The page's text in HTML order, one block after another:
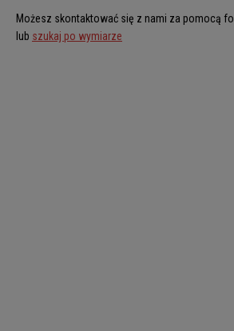
Możesz skontaktować się z nami za pomocą
lub szukaj po wymiarze